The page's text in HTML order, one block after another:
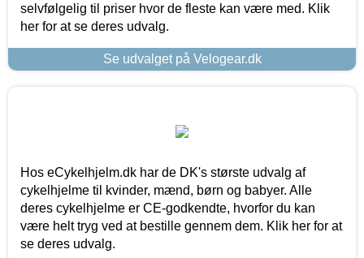
selvfølgelig til priser hvor de fleste kan være med. Klik
her for at se deres udvalg.
Se udvalget på Velogear.dk
Hos eCykelhjelm.dk har de DK's største udvalg af
cykelhjelme til kvinder, mænd, børn og babyer. Alle
deres cykelhjelme er CE-godkendte, hvorfor du kan
være helt tryg ved at bestille gennem dem. Klik her for at
se deres udvalg.